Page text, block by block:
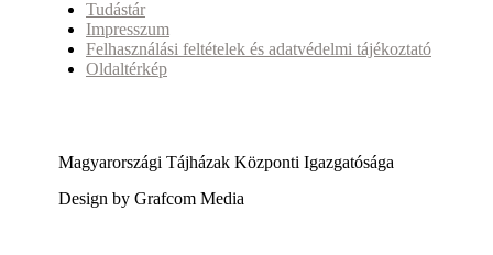
Tudástár
Impresszum
Felhasználási feltételek és adatvédelmi tájékoztató
Oldaltérkép
Magyarországi Tájházak Központi Igazgatósága
Design by Grafcom Media